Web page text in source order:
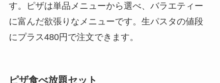
す。ピザは単品メニューから選べ、バラエティー
に富んだ欲張りなメニューです。生パスタの値段
にプラス480円で注文できます。
ピザ食べ放題セット